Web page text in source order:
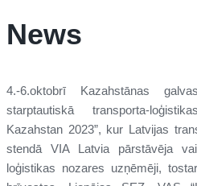
News
4.-6.oktobrī Kazahstānas
starptautiskā transporta-
Kazahstan 2023”, kur Latvijas
stendā VIA Latvia pārstāvēja
loģistikas nozares uzņēmēji,